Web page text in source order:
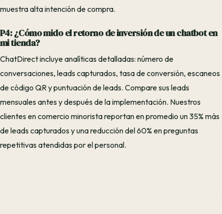
muestra alta intención de compra.
P4: ¿Cómo mido el retorno de inversión de un chatbot en
mi tienda?
ChatDirect incluye analíticas detalladas: número de
conversaciones, leads capturados, tasa de conversión, escaneos
de código QR y puntuación de leads. Compare sus leads
mensuales antes y después de la implementación. Nuestros
clientes en comercio minorista reportan en promedio un 35% más
de leads capturados y una reducción del 60% en preguntas
repetitivas atendidas por el personal.